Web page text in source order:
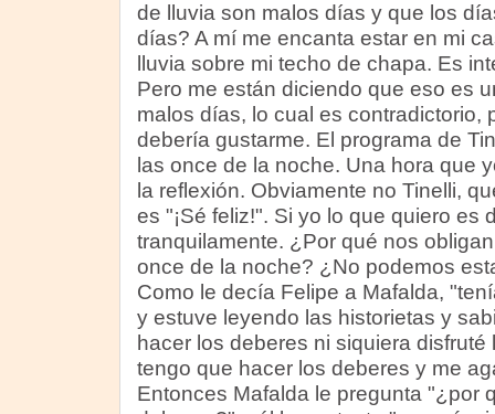
de lluvia son malos días y que los
días? A mí me encanta estar en mi
lluvia sobre mi techo de chapa. Es
Pero me están diciendo que eso es
malos días, lo cual es contradictorio,
debería gustarme. El programa de
las once de la noche. Una hora que
la reflexión. Obviamente no Tinelli,
es "¡Sé feliz!". Si yo lo que quiero es
tranquilamente. ¿Por qué nos
once de la noche? ¿No podemos
Como le decía Felipe a Mafalda,
y estuve leyendo las historietas y
hacer los deberes ni siquiera
tengo que hacer los deberes y me
Entonces Mafalda le pregunta "¿por